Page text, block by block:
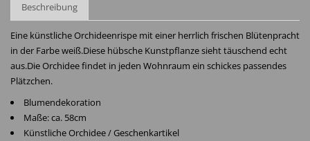
Beschreibung
Eine künstliche Orchideenrispe mit einer herrlich frischen Blütenpracht
in der Farbe weiß.Diese hübsche Kunstpflanze sieht täuschend echt
aus.Die Orchidee findet in jeden Wohnraum ein schickes passendes
Plätzchen.
Blumendekoration
Maße: ca. 58cm
Künstliche Orchidee / Geschenkartikel